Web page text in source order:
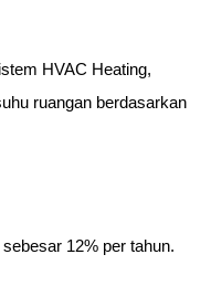
HVAC Heating,
ruangan berdasarkan
12% per tahun.